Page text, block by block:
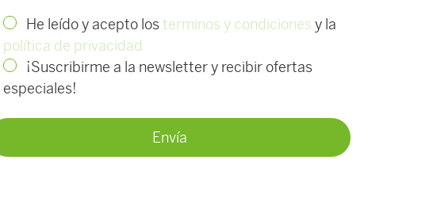
He leído y acepto losterminos y condiciones y la
política de privacidad
¡Suscribirme a la newsletter y recibir ofertas
especiales!